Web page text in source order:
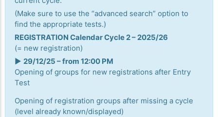
(Make sure to use the “advanced search” option to
find the appropriate tests.)
REGISTRATION Calendar Cycle 2 – 2025/26
(= new registration)
▶️ 29/12/25 – from 12:00 PM
Opening of groups for new registrations after Entry
Test
Opening of registration groups after missing a cycle
(level already known/displayed)